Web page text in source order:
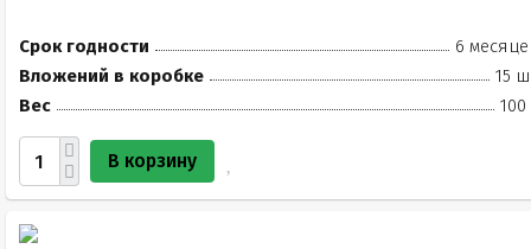
Срок годности
6
Вложений в коробке
15
Вес
100
В корзину